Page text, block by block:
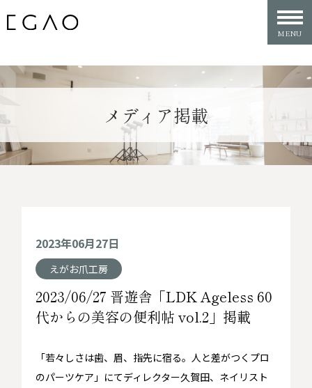
メディア掲載
2023年06月27日
えがお爪工房
2023/06/27 晋遊舎「LDK Ageless 60
代からの美容の便利帖 vol.2」掲載
「若々しさは歯、眉、指先に宿る。人と差がつくプロ
のパーツケア」にてディレクター久賀田、ネイリスト